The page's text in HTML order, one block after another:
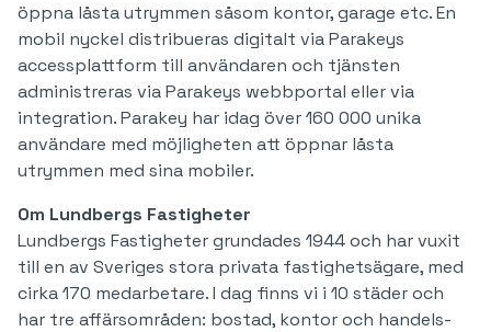
öppna låsta utrymmen såsom kontor, garage etc. En
mobil nyckel distribueras digitalt via Parakeys
accessplattform till användaren och tjänsten
administreras via Parakeys webbportal eller via
integration. Parakey har idag över 160 000 unika
användare med möjligheten att öppnar låsta
utrymmen med sina mobiler.
Om Lundbergs Fastigheter
Lundbergs Fastigheter grundades 1944 och har vuxit
till en av Sveriges stora privata fastighetsägare, med
cirka 170 medarbetare. I dag finns vi i 10 städer och
har tre affärsområden: bostad, kontor och handels-